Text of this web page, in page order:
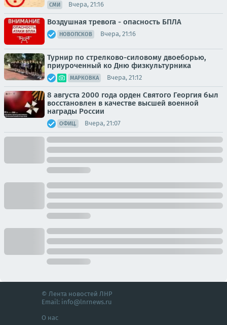
СМИ Вчера, 21:16
Воздушная тревога - опасность БПЛА
НОВОПСКОВ Вчера, 21:16
Турнир по стрелково-силовому двоеборью,
приуроченный ко Дню физкультурника
МАРКОВКА Вчера, 21:12
8 августа 2000 года орден Святого Георгия был
восстановлен в качестве высшей военной
награды России
ОФИЦ. Вчера, 21:07
© Лента новостей ЛНР
Email: info@lnrnews.ru
О нас